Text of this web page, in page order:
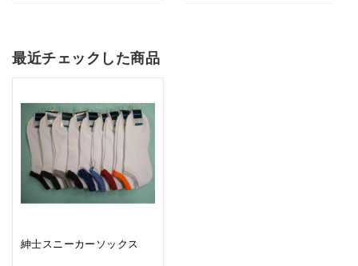
最近チェックした商品
紳士スニーカーソックス